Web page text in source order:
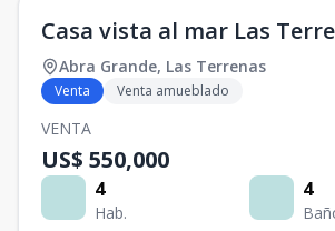
Casa vista al mar Las
Abra Grande, Las Terrenas
Venta Venta amueblado
VENTA
US$ 550,000
4
Hab.
4